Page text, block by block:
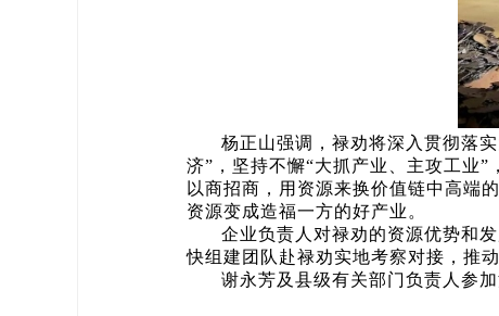
杨正山强调，禄劝将深入贯彻落
济”，坚持不懈“大抓产业、主攻工业
以商招商，用资源来换价值链中高端
资源变成造福一方的好产业。
企业负责人对禄劝的资源优势和
快组建团队赴禄劝实地考察对接，推
谢永芳及县级有关部门负责人参